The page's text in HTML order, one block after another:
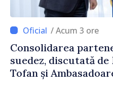
/ Acum 3 ore
Consolidarea
suedez, discutată
Tofan și